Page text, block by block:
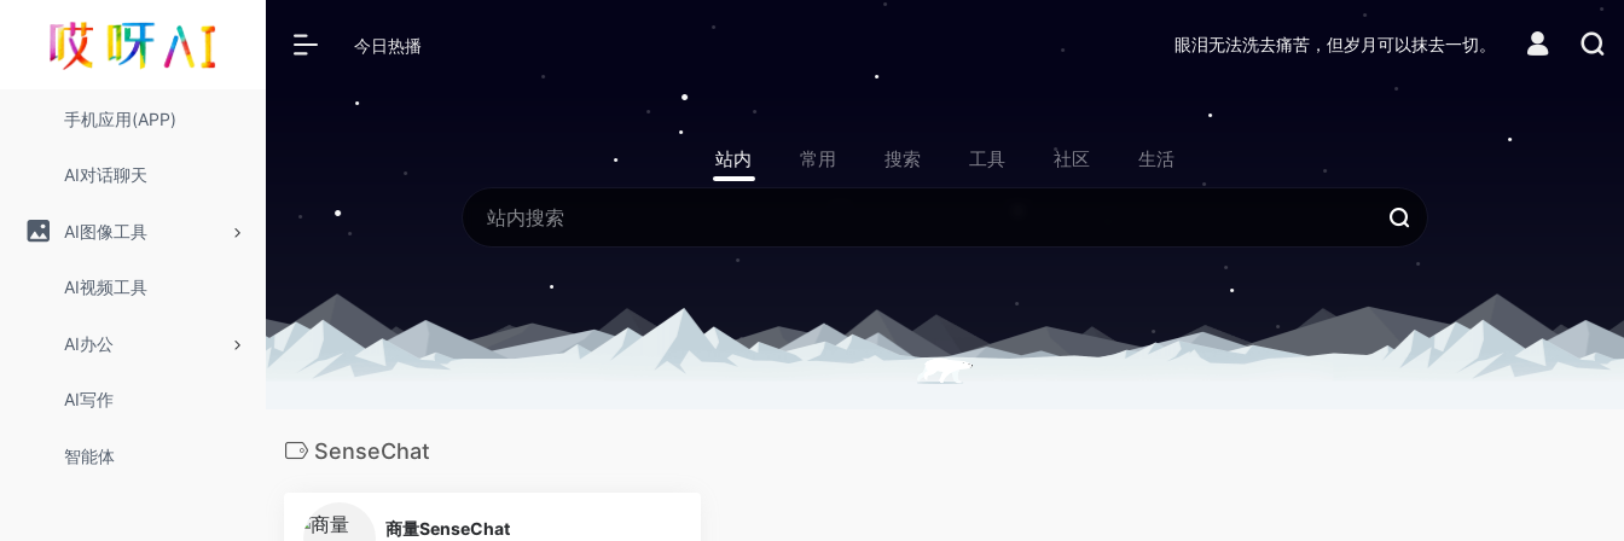
手机应用(APP)
AI对话聊天
AI图像工具
AI视频工具
AI办公
AI写作
智能体
今日热播 眼泪无法洗去痛苦，但岁月可以抹去一切。
站内 常用 搜索 工具 社区 生活
SenseChat
商量SenseChat